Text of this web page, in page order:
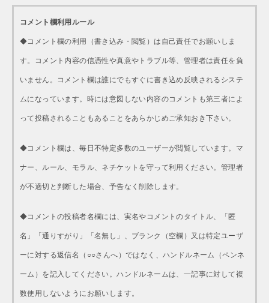
コメント欄利用ルール
◆コメント欄の利用（書き込み・閲覧）は自己責任でお願いしま
す。コメント内容の信憑性や真意やトラブル等、管理者は責任を負
いません。コメント欄は誰にでもすぐに書き込め反映されるシステ
ムになっています。時には意図しない内容のコメントも第三者によ
って投稿されることもあることをあらかじめご承知おき下さい。
◆コメント欄は、毎日不特定多数のユーザーが閲覧しています。マ
ナー、ルール、モラル、ネチケットを守って利用ください。管理者
が不適切と判断した場合、予告なく削除します。
◆コメントの投稿者名欄には、実名やコメントのタイトル、「匿
名」「通りすがり」「名無し」、ブランク（空欄）又は特定ユーザ
ーに対する返信名（○○さんへ）ではなく、ハンドルネーム（ペンネ
ーム）を記入してください。ハンドルネームは、一記事に対して複
数使用しないようにお願いします。